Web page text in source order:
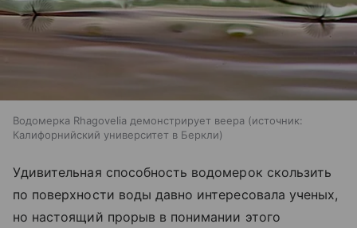
Водомерка Rhagovelia демонстрирует веера
источник:
Калифорнийский университет в Беркли
Удивительная способность водомерок скользить
по поверхности воды давно интересовала ученых,
но настоящий прорыв в понимании этого